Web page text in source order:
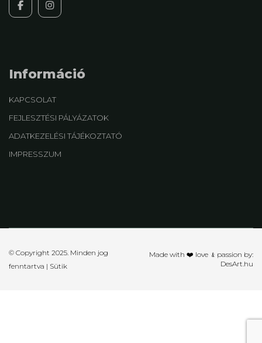
Információ
KAPCSOLAT
FEJLESZTÉSI PÁLYÁZATOK
ADATKEZELÉSI TÁJÉKOZTATÓ
IMPRESSZUM
Made with ❤️ love ﹠passion by:
DesArt.hu
© Copyright 2025. Minden jog
fenntartva | Sütik